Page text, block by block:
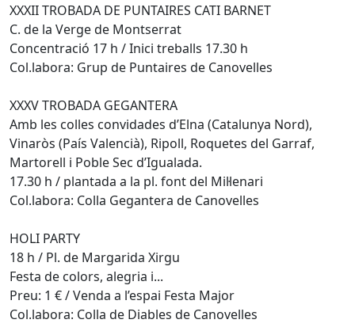
XXXII TROBADA DE PUNTAIRES CATI BARNET
C. de la Verge de Montserrat
Concentració 17 h / Inici treballs 17.30 h
Col.labora: Grup de Puntaires de Canovelles
XXXV TROBADA GEGANTERA
Amb les colles convidades d’Elna (Catalunya Nord),
Vinaròs (País Valencià), Ripoll, Roquetes del Garraf,
Martorell i Poble Sec d’Igualada.
17.30 h / plantada a la pl. font del Mil·lenari
Col.labora: Colla Gegantera de Canovelles
HOLI PARTY
18 h / Pl. de Margarida Xirgu
Festa de colors, alegria i...
Preu: 1 € / Venda a l’espai Festa Major
Col.labora: Colla de Diables de Canovelles